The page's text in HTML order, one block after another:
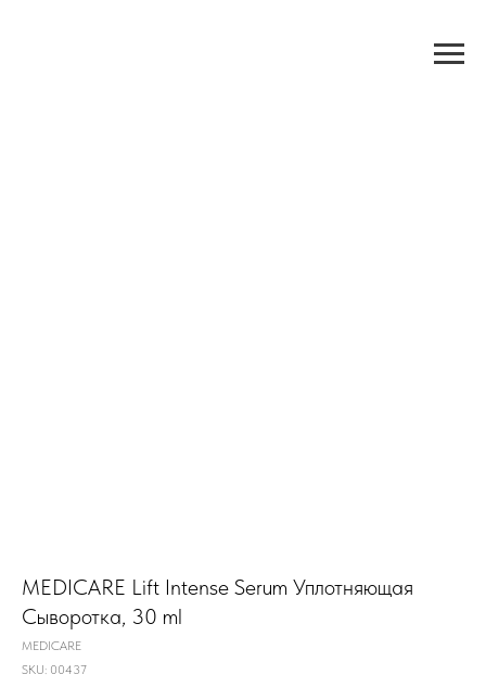
MEDICARE Lift Intense Serum Уплотняющая
Сыворотка, 30 ml
MEDICARE
SKU: 00437